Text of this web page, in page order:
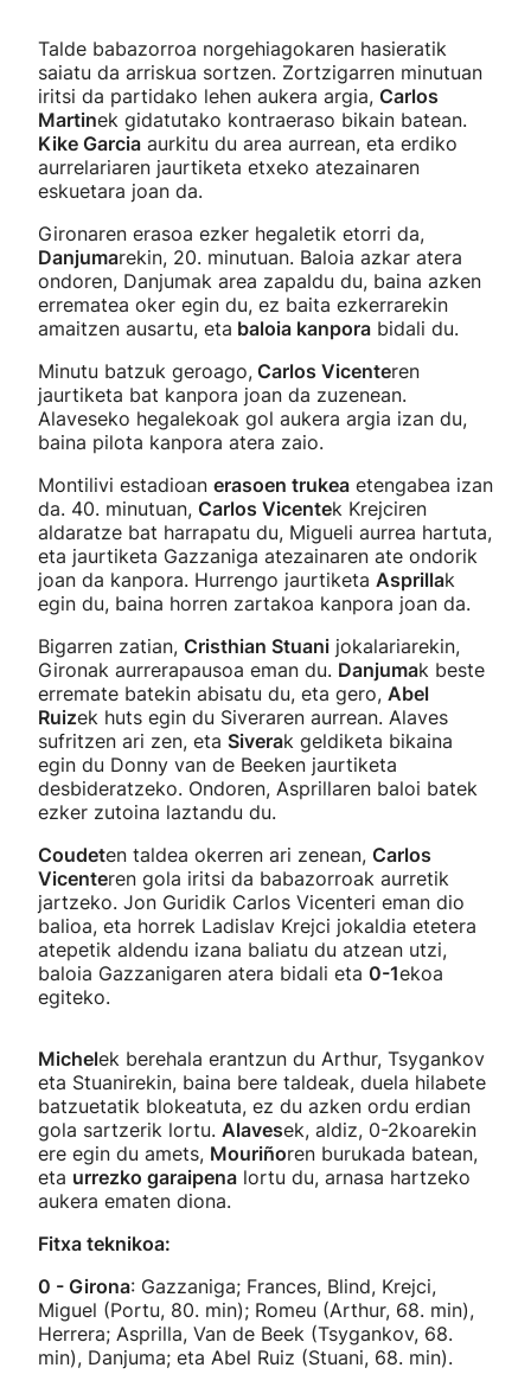
Talde babazorroa norgehiagokaren hasieratik
saiatu da arriskua sortzen. Zortzigarren minutuan
iritsi da partidako lehen aukera argia, Carlos
Martinek gidatutako kontraeraso bikain batean.
Kike Garcia aurkitu du area aurrean, eta erdiko
aurrelariaren jaurtiketa etxeko atezainaren
eskuetara joan da.
Gironaren erasoa ezker hegaletik etorri da,
Danjumarekin, 20. minutuan. Baloia azkar atera
ondoren, Danjumak area zapaldu du, baina azken
errematea oker egin du, ez baita ezkerrarekin
amaitzen ausartu, eta baloia kanpora bidali du.
Minutu batzuk geroago, Carlos Vicenteren
jaurtiketa bat kanpora joan da zuzenean.
Alaveseko hegalekoak gol aukera argia izan du,
baina pilota kanpora atera zaio.
Montilivi estadioan erasoen trukea etengabea izan
da. 40. minutuan, Carlos Vicentek Krejciren
aldaratze bat harrapatu du, Migueli aurrea hartuta,
eta jaurtiketa Gazzaniga atezainaren ate ondorik
joan da kanpora. Hurrengo jaurtiketa Asprillak
egin du, baina horren zartakoa kanpora joan da.
Bigarren zatian, Cristhian Stuani jokalariarekin,
Gironak aurrerapausoa eman du. Danjumak beste
erremate batekin abisatu du, eta gero, Abel
Ruizek huts egin du Siveraren aurrean. Alaves
sufritzen ari zen, eta Siverak geldiketa bikaina
egin du Donny van de Beeken jaurtiketa
desbideratzeko. Ondoren, Asprillaren baloi batek
ezker zutoina laztandu du.
Coudeten taldea okerren ari zenean, Carlos
Vicenteren gola iritsi da babazorroak aurretik
jartzeko. Jon Guridik Carlos Vicenteri eman dio
balioa, eta horrek Ladislav Krejci jokaldia etetera
atepetik aldendu izana baliatu du atzean utzi,
baloia Gazzanigaren atera bidali eta 0-1ekoa
egiteko.
Michelek berehala erantzun du Arthur, Tsygankov
eta Stuanirekin, baina bere taldeak, duela hilabete
batzuetatik blokeatuta, ez du azken ordu erdian
gola sartzerik lortu. Alavesek, aldiz, 0-2koarekin
ere egin du amets, Mouriñoren burukada batean,
eta urrezko garaipena lortu du, arnasa hartzeko
aukera ematen diona.
Fitxa teknikoa:
0 - Girona: Gazzaniga; Frances, Blind, Krejci,
Miguel (Portu, 80. min); Romeu (Arthur, 68. min),
Herrera; Asprilla, Van de Beek (Tsygankov, 68.
min), Danjuma; eta Abel Ruiz (Stuani, 68. min).